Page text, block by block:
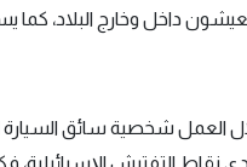
داخل وخارج البلاد، كما
العمل شخصية سائق السيارة
نقاط التفتيش